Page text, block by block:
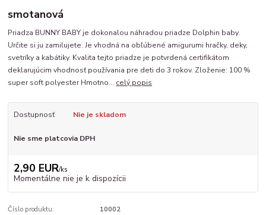
smotanová
Priadza BUNNY BABY je dokonalou náhradou priadze Dolphin baby.
Určite si ju zamilujete. Je vhodná na obľúbené amigurumi hračky, deky,
svetríky a kabátiky. Kvalita tejto priadze je potvrdená certifikátom
deklarujúcim vhodnosť používania pre deti do 3 rokov. Zloženie: 100 %
super soft polyester Hmotno... celý popis
Dostupnosť Nie je skladom
Nie sme platcovia DPH
2,90 EUR/ks
Momentálne nie je k dispozícii
Číslo produktu:
10002